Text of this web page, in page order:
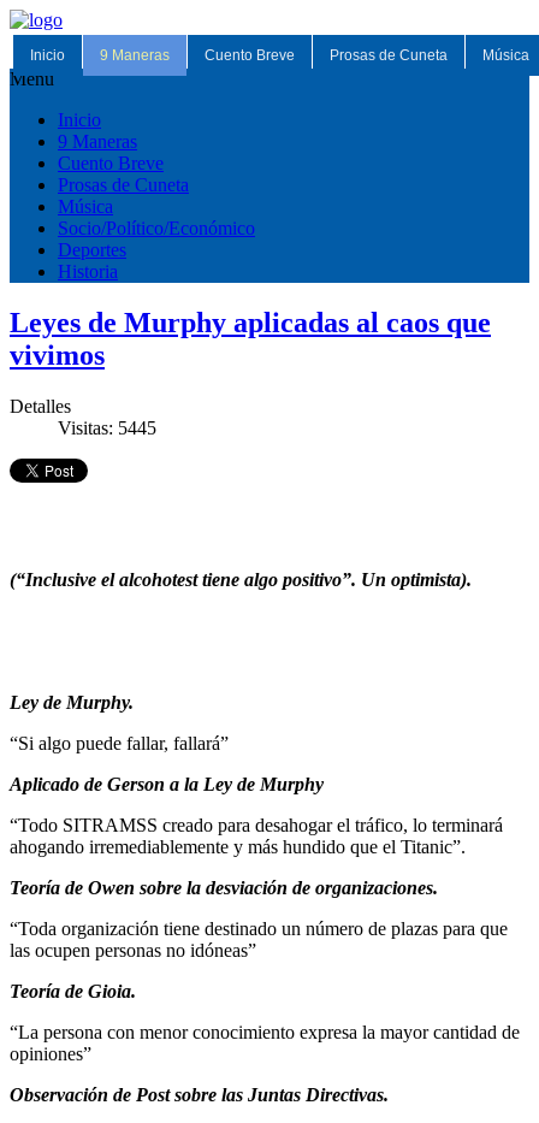
Inicio 9 Maneras Cuento Breve Prosas de Cuneta Música
Menu
Inicio
9 Maneras
Cuento Breve
Prosas de Cuneta
Música
Socio/Político/Económico
Deportes
Historia
Leyes de Murphy aplicadas al caos que
vivimos
Detalles
Visitas: 5445
(“Inclusive el alcohotest tiene algo positivo”. Un optimista).
Ley de Murphy.
“Si algo puede fallar, fallará”
Aplicado de Gerson a la Ley de Murphy
“Todo SITRAMSS creado para desahogar el tráfico, lo terminará
ahogando irremediablemente y más hundido que el Titanic”.
Teoría de Owen sobre la desviación de organizaciones.
“Toda organización tiene destinado un número de plazas para que
las ocupen personas no idóneas”
Teoría de Gioia.
“La persona con menor conocimiento expresa la mayor cantidad de
opiniones”
Observación de Post sobre las Juntas Directivas.